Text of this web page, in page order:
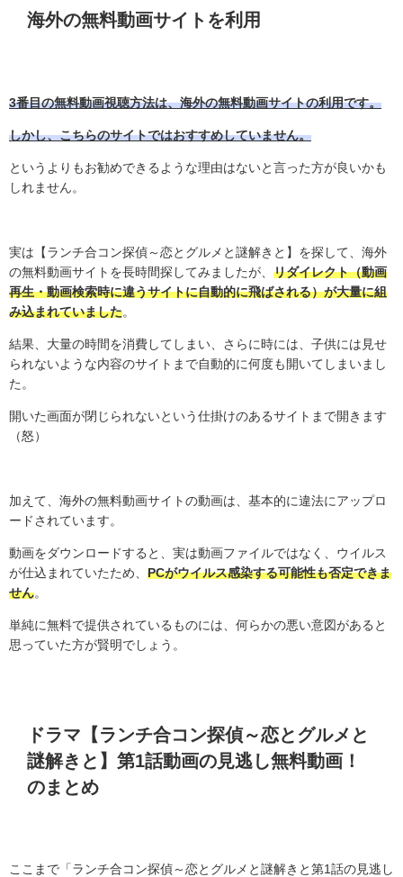
海外の無料動画サイトを利用
3番目の無料動画視聴方法は、海外の無料動画サイトの利用です。
しかし、こちらのサイトではおすすめしていません。
というよりもお勧めできるような理由はないと言った方が良いかも
しれません。
実は【ランチ合コン探偵～恋とグルメと謎解きと】を探して、海外
の無料動画サイトを長時間探してみましたが、 リダイレクト（動画
再生・動画検索時に違うサイトに自動的に飛ばされる）が大量に組
み込まれていました
結果、大量の時間を消費してしまい、さらに時には、子供には見せ
られないような内容のサイトまで自動的に何度も開いてしまいまし
た。
開いた画面が閉じられないという仕掛けのあるサイトまで開きます
（怒）
加えて、海外の無料動画サイトの動画は、基本的に違法にアップロ
ードされています。
動画をダウンロードすると、実は動画ファイルではなく、ウイルス
が仕込まれていたため、 PCがウイルス感染する可能性も否定できま
せん
単純に無料で提供されているものには、何らかの悪い意図があると
思っていた方が賢明でしょう。
ドラマ【ランチ合コン探偵～恋とグルメと
謎解きと】第1話動画の見逃し無料動画！
のまとめ
ここまで「ランチ合コン探偵～恋とグルメと謎解きと第1話の見逃し